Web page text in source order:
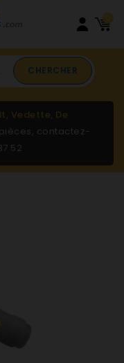
0
CHERCHER
Vedette, De
contactez-
52